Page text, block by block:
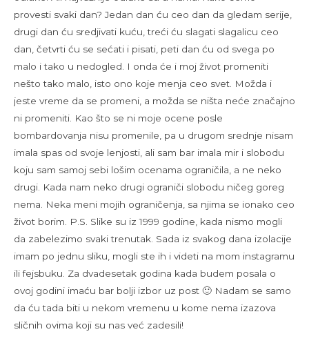
provesti svaki dan? Jedan dan ću ceo dan da gledam serije,
drugi dan ću sredjivati kuću, treći ću slagati slagalicu ceo
dan, četvrti ću se sećati i pisati, peti dan ću od svega po
malo i tako u nedogled. I onda će i moj život promeniti
nešto tako malo, isto ono koje menja ceo svet. Možda i
jeste vreme da se promeni, a možda se ništa neće značajno
ni promeniti. Kao što se ni moje ocene posle
bombardovanja nisu promenile, pa u drugom srednje nisam
imala spas od svoje lenjosti, ali sam bar imala mir i slobodu
koju sam samoj sebi lošim ocenama ograničila, a ne neko
drugi. Kada nam neko drugi ograniči slobodu ničeg goreg
nema. Neka meni mojih ograničenja, sa njima se ionako ceo
život borim. P.S. Slike su iz 1999 godine, kada nismo mogli
da zabelezimo svaki trenutak. Sada iz svakog dana izolacije
imam po jednu sliku, mogli ste ih i videti na mom instagramu
ili fejsbuku. Za dvadesetak godina kada budem posala o
ovoj godini imaću bar bolji izbor uz post 🙂 Nadam se samo
da ću tada biti u nekom vremenu u kome nema izazova
sličnih ovima koji su nas već zadesili!